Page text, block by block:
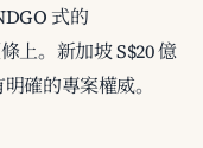
式的
上。新加坡 S$20 億
確的專案權威。